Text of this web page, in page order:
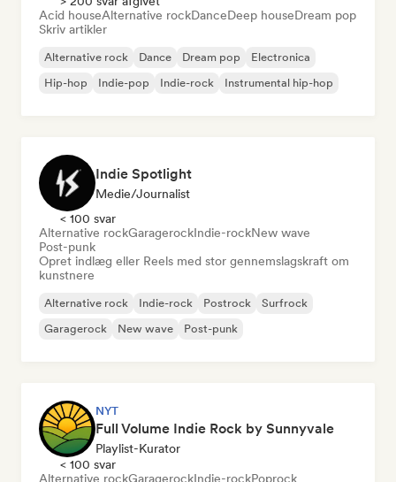
Acid houseAlternative rockDanceDeep houseDream pop
Skriv artikler
Alternative rock Dance Dream pop
Electronica
Hip-hop
Indie-pop Indie-rock Instrumental hip-hop
Indie Spotlight
Medie/journalist
< 100 svar
Alternative rockGaragerockIndie-rockNew wave
Post-punk
Opret indlæg eller Reels med stor gennemslagskraft om
kunstnere
Alternative rock Indie-rock Postrock
Surfrock
Garagerock
New wave Post-punk
NYT
Full Volume Indie Rock by Sunnyvale
Playlist-Kurator
< 100 svar
Alternative rockGaragerockIndie-rockPoprock